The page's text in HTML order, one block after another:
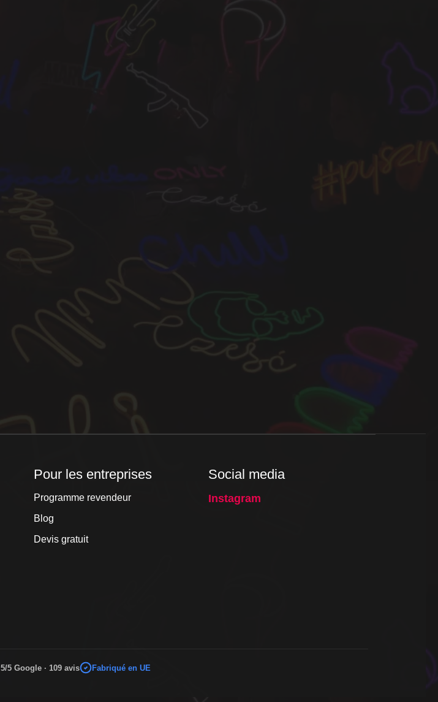
Pour les entreprises
Programme revendeur
Blog
Devis gratuit
Social media
Instagram
5/5 Google · 109 avis Fabriqué en UE